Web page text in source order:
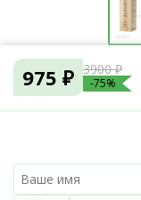
975 ₽ 3900 ₽
-75%